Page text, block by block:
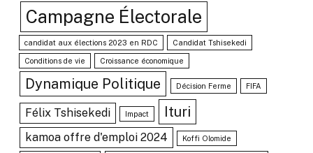
Campagne Électorale
candidat aux élections 2023 en RDC Candidat Tshisekedi
Conditions de vie Croissance économique
Dynamique Politique Décision Ferme FIFA
Félix Tshisekedi Impact Ituri
kamoa offre d'emploi 2024 Koffi Olomide